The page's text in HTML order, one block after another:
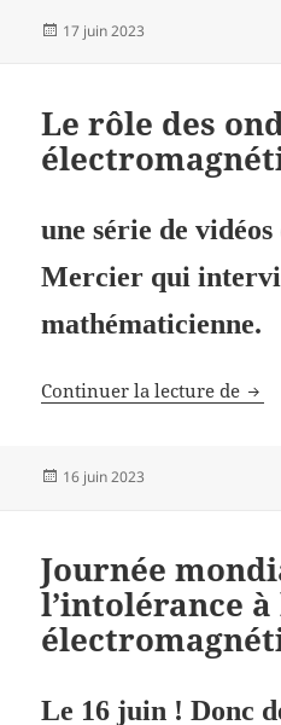
Publié
17 juin 2023
Le rôle des
une série de
Mercier qui
mathématicienne.
Continuer la lecture de Le
Publié
16 juin 2023
Journée
l’intolérance
Le 16 juin ! Donc